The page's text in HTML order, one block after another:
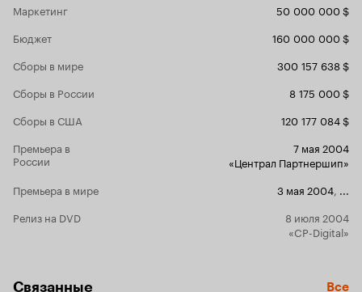
Маркетинг
50 000 000 $
Бюджет
160 000 000 $
Сборы в мире
300 157 638 $
Сборы в России
8 175 000 $
Сборы в США
120 177 084 $
Премьера в
России
7 мая 2004
«Централ Партнершип»
Премьера в мире
3 мая 2004
Релиз на DVD
8 июля 2004
«CP-Digital»
Связанные Все